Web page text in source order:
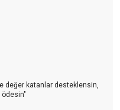
değer katanlar desteklensin,